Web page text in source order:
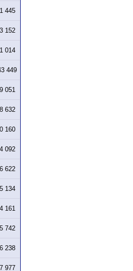
445
152
014
449
051
632
160
092
622
134
161
742
238
977